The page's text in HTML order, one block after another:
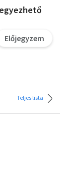
Előjegyzem
Teljes lista